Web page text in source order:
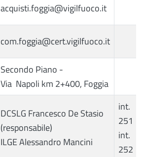
acquisti.foggia@vigilfuoco.it
com.foggia@cert.vigilfuoco.it
Secondo Piano -
Via Napoli km 2+400, Foggia
DCSLG Francesco De Stasio
(responsabile)
ILGE Alessandro Mancini
int.
251
int.
252